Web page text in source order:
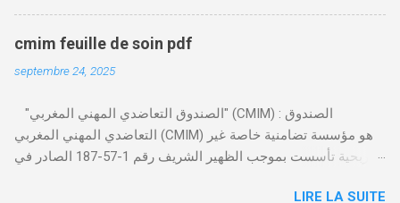
للتنقل للمحكمة التجارية
https://servicesenligne.justice.gov.ma كيفية
طلب النموذجين 7 و 9 من الإنترنت في المغرب .
الخطوات: الدخول إلى موقع المحاكم-
المعلومات الشخصية إضافة معلومات الطالب .
دفع واجب الأداء 20 درهم عن طريق البطاقة
البنكية. تأكيد العملية . استلام النموذج في مدة
cmim feuille de soin pdf
septembre 24, 2025
"الصندوق التعاضدي المهني المغربي" (CMIM) : الصندوق
التعاضدي المهني المغربي (CMIM) هو مؤسسة تضامنية خاصة غير
ربحية تأسست بموجب الظهير الشريف رقم 1-57-187 الصادر في
المهنية لفائدة الأجراء والعاملين في مختلف المقاولات المغربية. تدير
LIRE LA SUITE